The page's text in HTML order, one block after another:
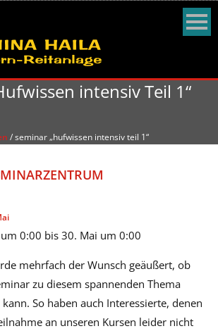
intensiv Teil 1“
/seminar „hufwissen intensiv teil 1“
0:00 bis 30. Mai um 0:00
mehrfach der Wunsch geäußert, ob
zu diesem spannenden Thema
So haben auch Interessierte, denen
an unseren Kursen leider nicht